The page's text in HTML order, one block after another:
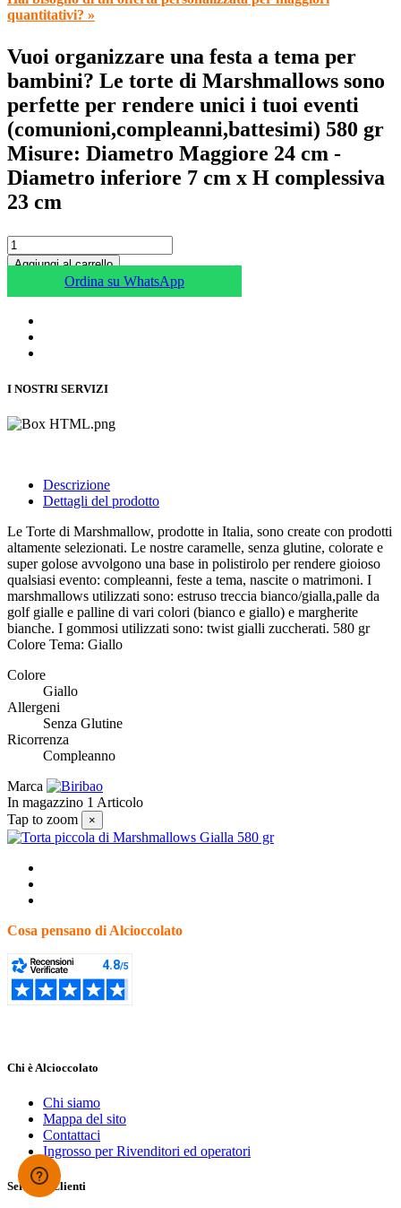
quantitativi? »
Vuoi organizzare una festa a tema per
bambini? Le torte di Marshmallows sono
perfette per rendere unici i tuoi eventi
(comunioni,compleanni,battesimi) 580 gr
Misure: Diametro Maggiore 24 cm -
Diametro inferiore 7 cm x H complessiva
23 cm
Aggiungi al carrello
Ordina su WhatsApp
I NOSTRI SERVIZI
Descrizione
Dettagli del prodotto
Le Torte di Marshmallow, prodotte in Italia, sono create con prodotti
altamente selezionati. Le nostre caramelle, senza glutine, colorate e
super golose avvolgono una base in polistirolo per rendere gioioso
qualsiasi evento: compleanni, feste a tema, nascite o matrimoni. I
marshmallows utilizzati sono: estruso treccia bianco/gialla,palle da
golf gialle e palline di vari colori (bianco e giallo) e margherite
bianche. I gommosi utilizzati sono: twist gialli zuccherati. 580 gr
Colore Tema: Giallo
Colore
Giallo
Allergeni
Senza Glutine
Ricorrenza
Compleanno
Marca
In magazzino 1 Articolo
Tap to zoom
×
Cosa pensano di Alcioccolato
Chi è Alcioccolato
Chi siamo
Mappa del sito
Contattaci
Ingrosso per Rivenditori ed operatori
Servizio Clienti